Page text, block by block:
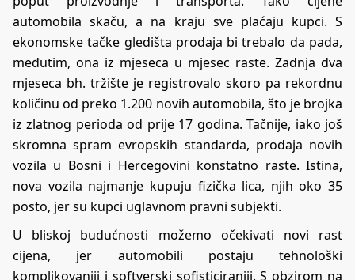
automobila skaču, a na kraju sve plaćaju kupci. S
ekonomske tačke gledišta prodaja bi trebalo da pada,
međutim, ona iz mjeseca u mjesec raste. Zadnja dva
mjeseca bh. tržište je registrovalo skoro pa rekordnu
količinu od preko 1.200 novih automobila, što je brojka
iz zlatnog perioda od prije 17 godina. Tačnije, iako još
skromna spram evropskih standarda, prodaja novih
vozila u Bosni i Hercegovini konstatno raste. Istina,
nova vozila najmanje kupuju fizička lica, njih oko 35
posto, jer su kupci uglavnom pravni subjekti.
U bliskoj budućnosti možemo očekivati novi rast
cijena, jer automobili postaju tehnološki
komplikovaniji i softverski sofisticiraniji. S obzirom na